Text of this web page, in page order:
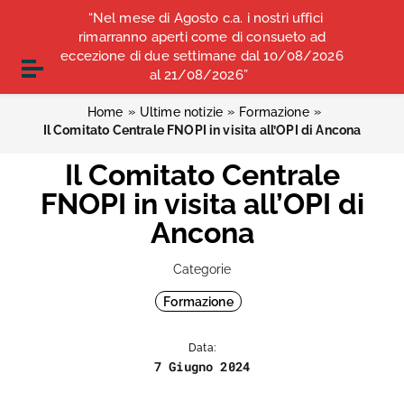
Vai ai contenuti
Vai al menu di navigazione
Vai al footer
COMUNICATI STAMPA ALBO OPI ANCONA
CONVENZIONI
Attiva / disattiva la navigazione
Home » Ultime notizie » Formazione »
Il Comitato Centrale FNOPI in visita all’OPI di Ancona
Il Comitato Centrale
FNOPI in visita all’OPI di
Ancona
Categorie
Formazione
Data:
7 Giugno 2024
“Nel mese di Agosto c.a. i nostri uffici
rimarranno aperti come di consueto ad
eccezione di due settimane dal 10/08/2026
al 21/08/2026”